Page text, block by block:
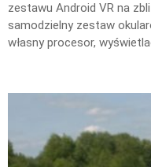
zestawu Android VR na
samodzielny zestaw
własny procesor,